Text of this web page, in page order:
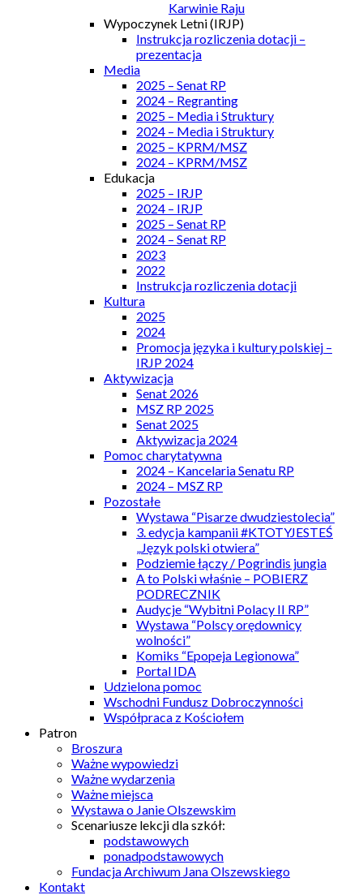
Karwinie Raju
Wypoczynek Letni (IRJP)
Instrukcja rozliczenia dotacji –
prezentacja
Media
2025 – Senat RP
2024 – Regranting
2025 – Media i Struktury
2024 – Media i Struktury
2025 – KPRM/MSZ
2024 – KPRM/MSZ
Edukacja
2025 – IRJP
2024 – IRJP
2025 – Senat RP
2024 – Senat RP
2023
2022
Instrukcja rozliczenia dotacji
Kultura
2025
2024
Promocja języka i kultury polskiej –
IRJP 2024
Aktywizacja
Senat 2026
MSZ RP 2025
Senat 2025
Aktywizacja 2024
Pomoc charytatywna
2024 – Kancelaria Senatu RP
2024 – MSZ RP
Pozostałe
Wystawa “Pisarze dwudziestolecia”
3. edycja kampanii #KTOTYJESTEŚ
„Język polski otwiera”
Podziemie łączy / Pogrindis jungia
A to Polski właśnie – POBIERZ
PODRECZNIK
Audycje “Wybitni Polacy II RP”
Wystawa “Polscy orędownicy
wolności”
Komiks “Epopeja Legionowa”
Portal IDA
Udzielona pomoc
Wschodni Fundusz Dobroczynności
Współpraca z Kościołem
Patron
Broszura
Ważne wypowiedzi
Ważne wydarzenia
Ważne miejsca
Wystawa o Janie Olszewskim
Scenariusze lekcji dla szkół:
podstawowych
ponadpodstawowych
Fundacja Archiwum Jana Olszewskiego
Kontakt